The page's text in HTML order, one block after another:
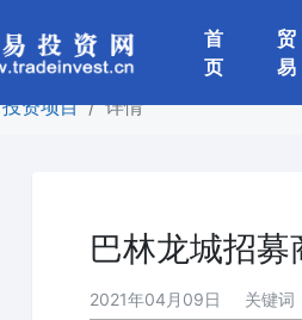
首
页(current)
贸
易
投资项目 详情
巴林龙城招募
2021年04月09日 关键词